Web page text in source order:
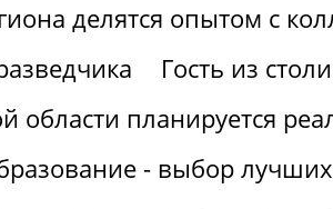
делятся опытом с
Гость из
области планируется
- выбор лучших